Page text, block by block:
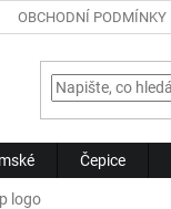
OBCHODNÍ PODMÍNKY
Čepice
logo